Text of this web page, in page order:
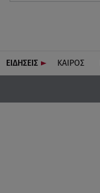
ΕΙΔΗΣΕΙΣ ΚΑΙΡΟΣ